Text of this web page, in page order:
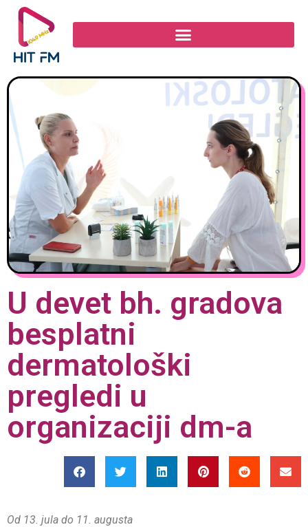
U devet bh. gradova
besplatni
dermatološki
pregledi u
organizaciji dm-a
Od 13. jula do 11. augusta